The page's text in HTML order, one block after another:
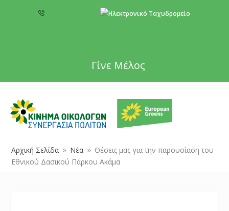
Γίνε Μέλος
Αρχική Σελίδα 9 Νέα 9 Θέσεις μας για την παρουσίαση του
Εθνικού Δασικού Πάρκου Ακάμα